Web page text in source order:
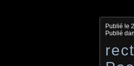
Publié le
Publié